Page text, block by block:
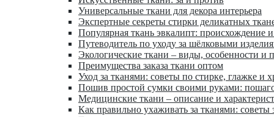
Универсальные ткани для декора интерьера
Экспертные секреты стирки деликатных
Популярная ткань эвкалипт: происхождение и
Путеводитель по уходу за шёлковыми
Экологические ткани – виды, особенности и
Преимущества заказа ткани оптом
Уход за тканями: советы по стирке, глажке и
Пошив простой сумки своими руками:
Медицинские ткани – описание и
Как правильно ухаживать за тканями: советы